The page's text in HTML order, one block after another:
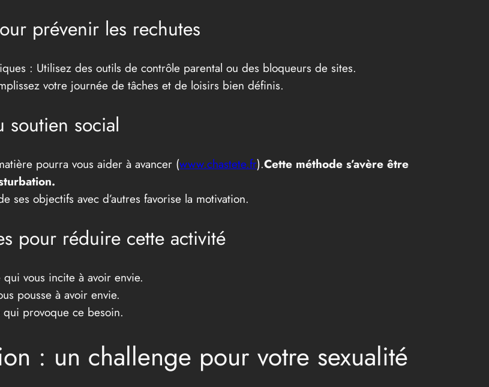
prévenir les rechutes
: Utilisez des outils de contrôle parental ou des bloqueurs de sites.
votre journée de tâches et de loisirs bien définis.
social
pourra vous aider à avancer (www.chastete.fr).Cette méthode s’avère être
objectifs avec d’autres favorise la motivation.
pour réduire cette activité
vous incite à avoir envie.
pousse à avoir envie.
provoque ce besoin.
: un challenge pour votre sexualité